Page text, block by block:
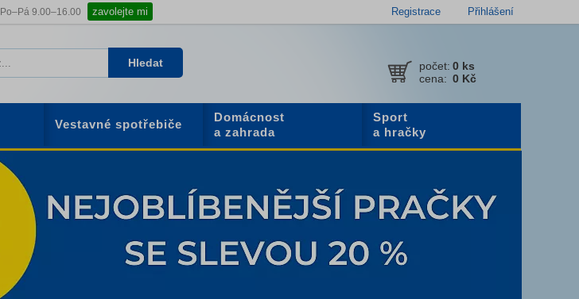
Po–Pá 9.00–16.00 zavolejte mi Registrace Přihlášení
počet: 0 ks
cena: 0 Kč
Hledat
Vestavné spotřebiče
Domácnost
a zahrada
Sport
a hračky